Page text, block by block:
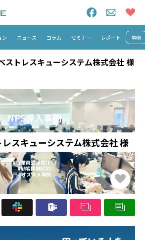
ン ニュース コラム セミナー レポート 事例
ストレスキューシステム株式会社 様
NPS導入事例
スキューシステム株式会社 様
#従業員満足度(ES)
#顧客体験(CX)
#オススメ事例